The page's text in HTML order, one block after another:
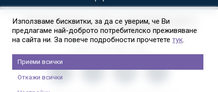
СПЕЦИАЛИЗИРАН САЙТ ЗА ИНДИВИДУАЛНИ И
ОРГАНИЗИРАНИ КРУИЗИ НА
Използваме бисквитки, за да се уверим, че Ви
предлагаме най-доброто потребителско преживяване
на сайта ни. За повече подробности прочетете тук.
Приеми всички
Откажи всички